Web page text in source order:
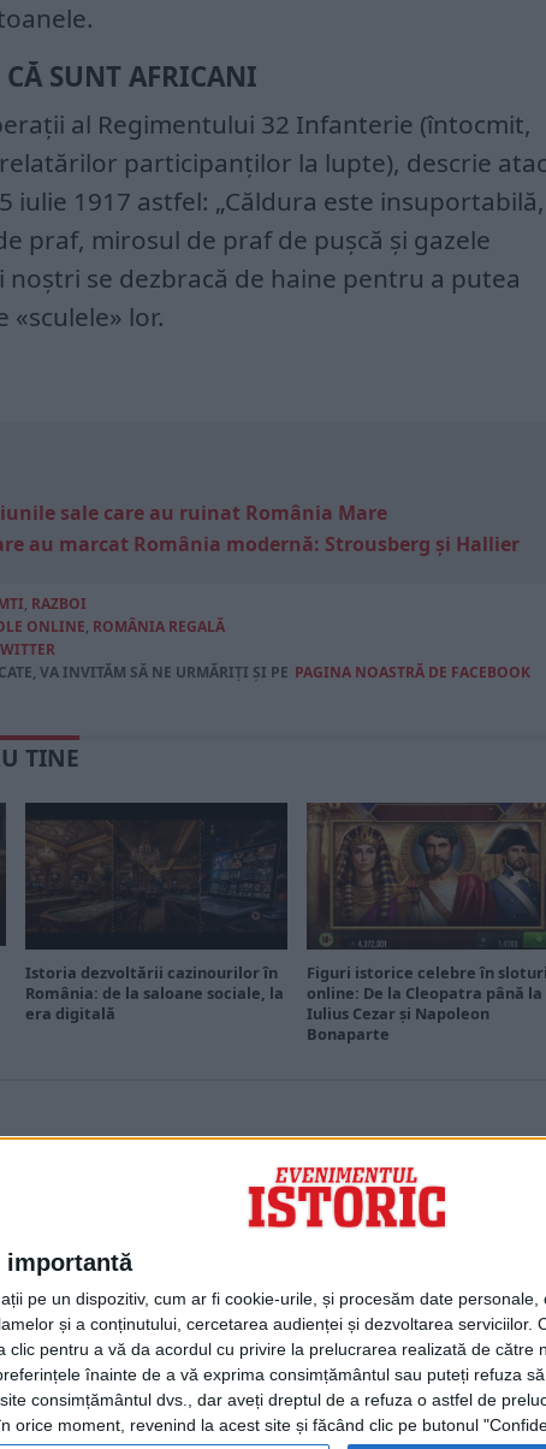
importantă
pe un dispozitiv, cum ar fi cookie-urile, și procesăm date
și a conținutului, cercetarea audienței și dezvoltarea serviciilor.
pentru a vă da acordul cu privire la prelucrarea realizată de
înainte de a vă exprima consimțământul sau puteți refuza
consimțământul dvs., dar aveți dreptul de a refuza o astfel de
moment, revenind la acest site și făcând clic pe butonul
SUNT AFRICANI
al Regimentului 32 Infanterie (întocmit,
participanţilor la lupte), descrie
iulie 1917 astfel: „Căldura este insuportabilă,
praf, mirosul de praf de pușcă și gazele
se dezbracă de haine pentru a putea
«sculele» lor.
sale care au ruinat România Mare
au marcat România modernă: Strousberg și Hallier
, RAZBOI
ONLINE, ROMÂNIA REGALĂ
VA INVITĂM SĂ NE URMĂRIȚI ȘI PE PAGINA NOASTRĂ DE FACEBOOK
TINE
Istoria dezvoltării cazinourilor în
România: de la saloane sociale, la
era digitală
Figuri istorice celebre în
online: De la Cleopatra până la
Iulius Cezar și Napoleon
Bonaparte
Evenimentul Zilei
Doctorul Zilei
Infofinanciar
Infoactual
Editura de carte
EVZ Comunicate
Capital Comunicate
Animal Zoo
Capital Comunicate